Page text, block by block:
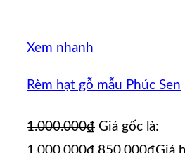
Xem nhanh
Rèm hạt gỗ mẫu Phúc Sen
1.000.000₫ Giá gốc là: